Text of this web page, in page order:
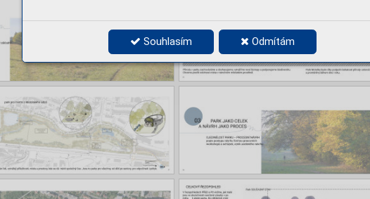
Souhlasím Odmítám